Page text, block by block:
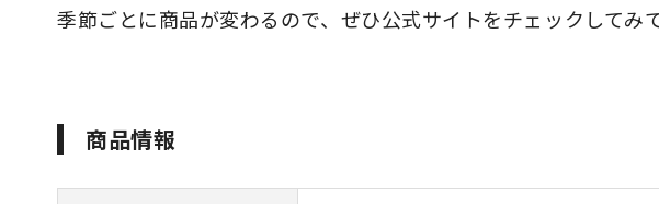
季節ごとに商品が変わるので、ぜひ公式サイトをチェックしてみ
商品情報